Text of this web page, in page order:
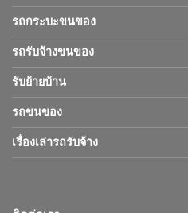
รถกระบะขนของ
รถรับจ้างขนของ
รับย้ายบ้าน
รถขนของ
เรื่องเล่ารถรับจ้าง